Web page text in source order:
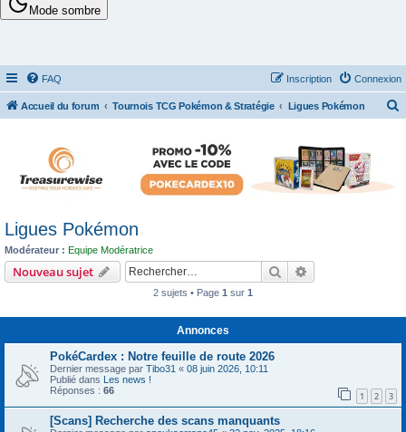
FAQ Connexion
Inscription
Accueil du forum Tournois TCG Pokémon & Stratégie Ligues Pokémon
Ligues Pokémon
Modérateur : Equipe Modératrice
Nouveau sujet Rechercher
2 sujets • Page 1 sur 1
Annonces
PokéCardex : Notre feuille de route 2026
Dernier message par Tibo31 « 08 juin 2026, 10:11
Publié dans Les news !
Réponses : 66 1 2 3
[Scans] Recherche des scans manquants